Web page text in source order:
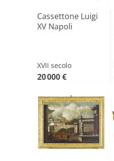
Cassettone Luigi
XV Napoli
XVII secolo
20 000 €